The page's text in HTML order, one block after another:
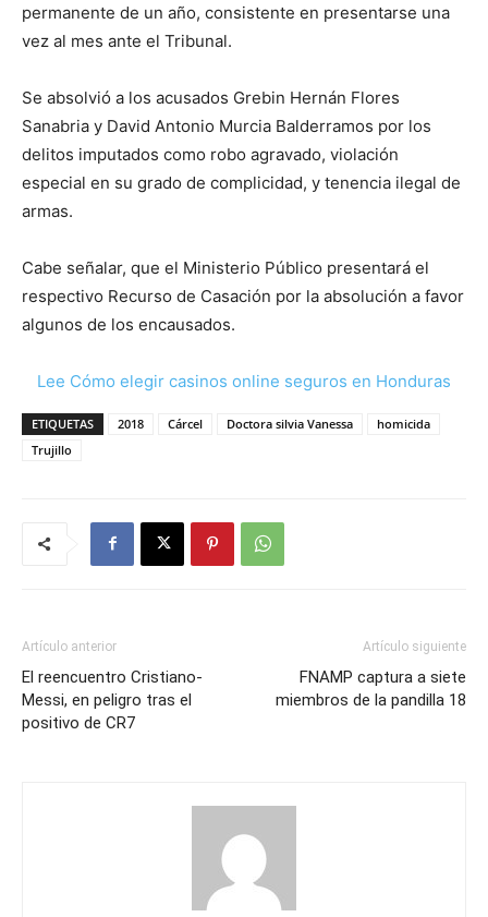
permanente de un año, consistente en presentarse una
vez al mes ante el Tribunal.
Se absolvió a los acusados Grebin Hernán Flores
Sanabria y David Antonio Murcia Balderramos por los
delitos imputados como robo agravado, violación
especial en su grado de complicidad, y tenencia ilegal de
armas.
Cabe señalar, que el Ministerio Público presentará el
respectivo Recurso de Casación por la absolución a favor
algunos de los encausados.
Lee Cómo elegir casinos online seguros en Honduras
ETIQUETAS 2018 Cárcel Doctora silvia Vanessa
homicida
Trujillo
Artículo anterior
El reencuentro Cristiano-
Messi, en peligro tras el
positivo de CR7
Artículo siguiente
FNAMP captura a siete
miembros de la pandilla 18